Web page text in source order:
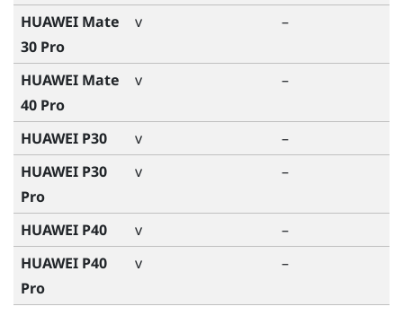
HUAWEI Mate
30 Pro
v –
HUAWEI Mate
40 Pro
v –
HUAWEI P30 v
–
HUAWEI P30
Pro
v –
HUAWEI P40 v
–
HUAWEI P40
Pro
v –